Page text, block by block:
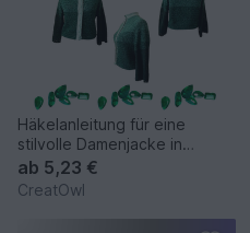
Häkelanleitung für eine
stilvolle Damenjacke in
Raglan-Stil
ab 5,23 €
CreatOwl